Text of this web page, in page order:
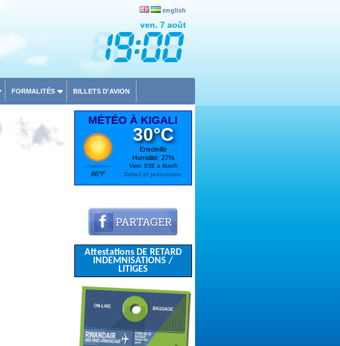
english
ven. 7 août
FORMALITÉS BILLETS D'AVION
MÉTÉO À KIGALI
86°F
30°C
Ensoleillé
Humidité: 27%
Vent: ESE à 4km/h
Détail et prévisions
Attestations DE RETARD
INDEMNISATIONS /
LITIGES